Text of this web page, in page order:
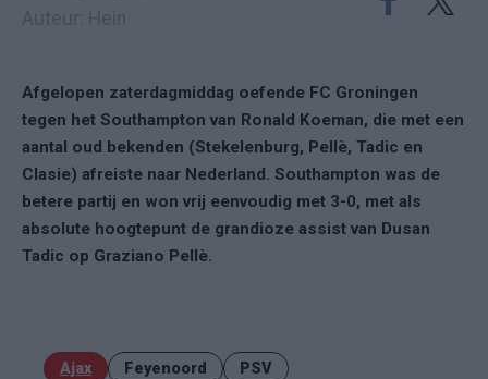
Afgelopen zaterdagmiddag oefende FC Groningen
tegen het Southampton van Ronald Koeman, die met een
aantal oud bekenden (Stekelenburg, Pellè, Tadic en
Clasie) afreiste naar Nederland. Southampton was de
betere partij en won vrij eenvoudig met 3-0, met als
absolute hoogtepunt de grandioze assist van Dusan
Tadic op Graziano Pellè.
Ajax Feyenoord PSV